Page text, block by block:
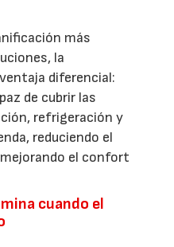
más
la
diferencial:
de cubrir las
refrigeración y
reduciendo el
el confort
cuando el